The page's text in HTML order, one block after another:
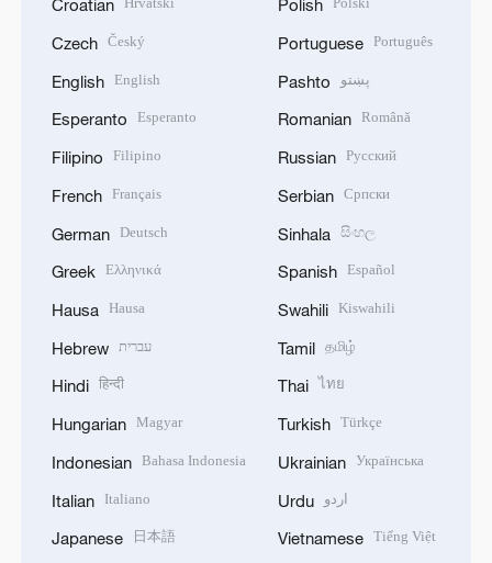
Croatian
Czech Český
English English
Esperanto Esperanto
Filipino Filipino
French Français
German Deutsch
Greek Ελληνικά
Hausa Hausa
Hebrew עברית
Hindi हिन्दी
Hungarian Magyar
Indonesian Bahasa Indonesia
Italian Italiano
Japanese 日本語
Polish
Portuguese Português
Pashto پښتو
Romanian Română
Russian Русский
Serbian Српски
Sinhala සිංහල
Spanish Español
Swahili Kiswahili
Tamil தமிழ்
Thai ไทย
Turkish Türkçe
Ukrainian Українська
Urdu اردو
Vietnamese Tiếng Việt